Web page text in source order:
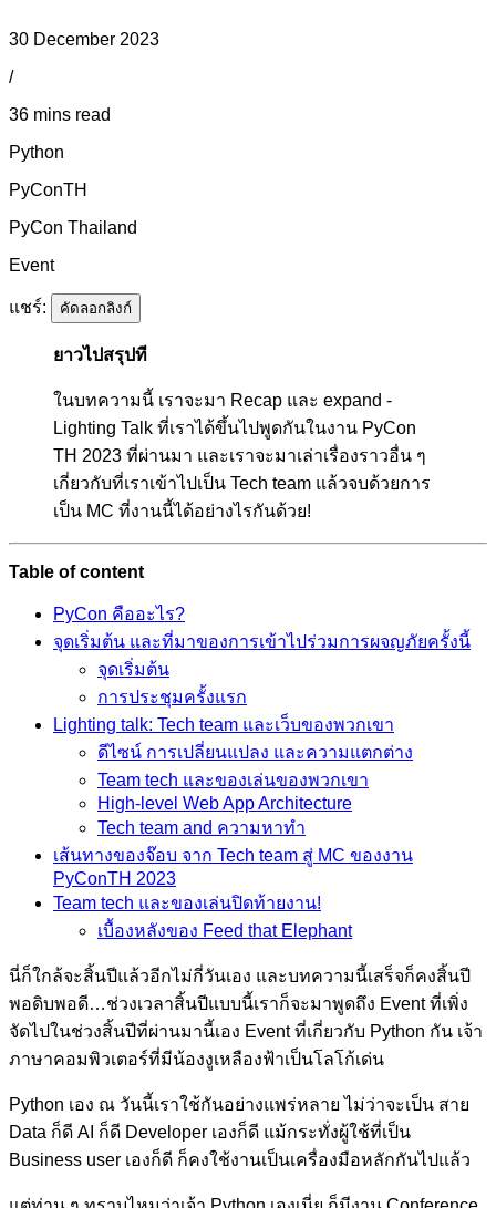
30 December 2023
/
36 mins read
Python
PyConTH
PyCon Thailand
Event
แชร์: คัดลอกลิงก์
ยาวไปสรุปที
ในบทความนี้ เราจะมา Recap และ expand -
Lighting Talk ที่เราได้ขึ้นไปพูดกันในงาน PyCon
TH 2023 ที่ผ่านมา และเราจะมาเล่าเรื่องราวอื่น ๆ
เกี่ยวกับที่เราเข้าไปเป็น Tech team แล้วจบด้วยการ
เป็น MC ที่งานนี้ได้อย่างไรกันด้วย!
Table of content
PyCon คืออะไร?
จุดเริ่มต้น และที่มาของการเข้าไปร่วมการผจญภัยครั้งนี้
จุดเริ่มต้น
การประชุมครั้งแรก
Lighting talk: Tech team และเว็บของพวกเขา
ดีไซน์ การเปลี่ยนแปลง และความแตกต่าง
Team tech และของเล่นของพวกเขา
High-level Web App Architecture
Tech team and ความหาทำ
เส้นทางของจ๊อบ จาก Tech team สู่ MC ของงาน
PyConTH 2023
Team tech และของเล่นปิดท้ายงาน!
เบื้องหลังของ Feed that Elephant
นี่ก็ใกล้จะสิ้นปีแล้วอีกไม่กี่วันเอง และบทความนี้เสร็จก็คงสิ้นปี
พอดิบพอดี…ช่วงเวลาสิ้นปีแบบนี้เราก็จะมาพูดถึง Event ที่เพิ่ง
จัดไปในช่วงสิ้นปีที่ผ่านมานี้เอง Event ที่เกี่ยวกับ Python กัน เจ้า
ภาษาคอมพิวเตอร์ที่มีน้องงูเหลืองฟ้าเป็นโลโก้เด่น
Python เอง ณ วันนี้เราใช้กันอย่างแพร่หลาย ไม่ว่าจะเป็น สาย
Data ก็ดี AI ก็ดี Developer เองก็ดี แม้กระทั่งผู้ใช้ที่เป็น
Business user เองก็ดี ก็คงใช้งานเป็นเครื่องมือหลักกันไปแล้ว